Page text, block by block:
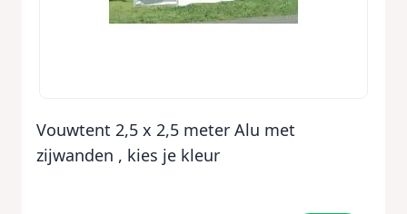
Vouwtent 2,5 x 2,5 meter Alu met
zijwanden , kies je kleur